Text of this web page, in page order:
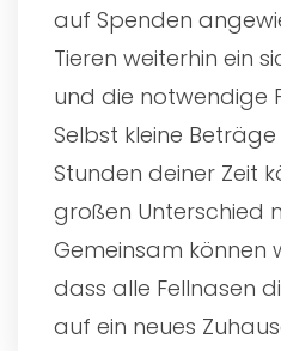
auf Spenden
Tieren weiterhin ein
und die notwendige
Selbst kleine
Stunden deiner Zeit
großen Unterschied
Gemeinsam können
dass alle Fellnasen
auf ein neues